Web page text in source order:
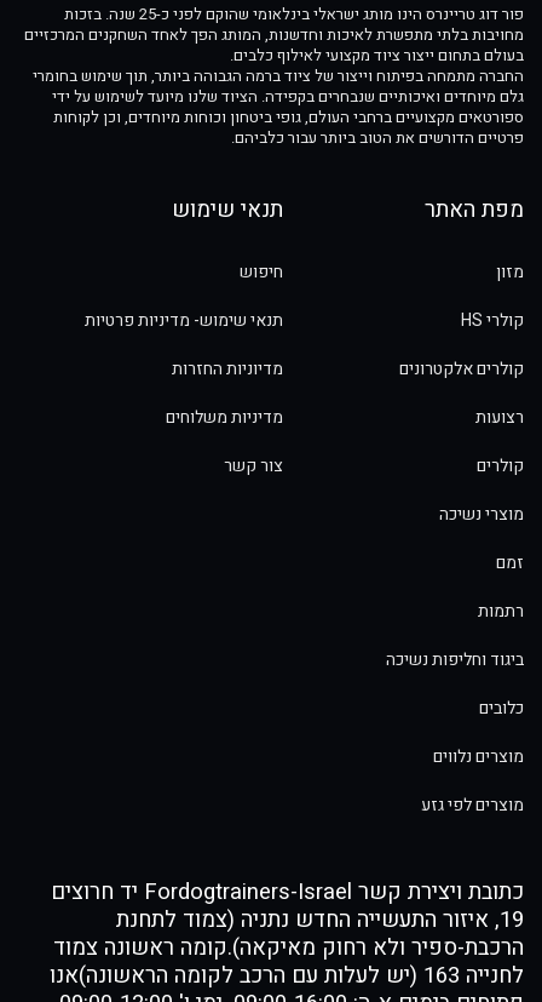
פור דוג טריינרס הינו מותג ישראלי בינלאומי שהוקם לפני כ-25 שנה. בזכות
מחויבות בלתי מתפשרת לאיכות וחדשנות, המותג הפך לאחד השחקנים המרכזיים
בעולם בתחום ייצור ציוד מקצועי לאילוף כלבים.
החברה מתמחה בפיתוח וייצור של ציוד ברמה הגבוהה ביותר, תוך שימוש בחומרי
גלם מיוחדים ואיכותיים שנבחרים בקפידה. הציוד שלנו מיועד לשימוש על ידי
ספורטאים מקצועיים ברחבי העולם, גופי ביטחון וכוחות מיוחדים, וכן לקוחות
פרטיים הדורשים את הטוב ביותר עבור כלביהם.
מפת האתר
מזון
קולרי HS
קולרים אלקטרונים
רצועות
קולרים
מוצרי נשיכה
זמם
רתמות
ביגוד וחליפות נשיכה
כלובים
מוצרים נלווים
מוצרים לפי גזע
תנאי שימוש
חיפוש
תנאי שימוש- מדיניות פרטיות
מדיוניות החזרות
מדיניות משלוחים
צור קשר
כתובת ויצירת קשר Fordogtrainers-Israel יד חרוצים
19, איזור התעשייה החדש נתניה (צמוד לתחנת
הרכבת-ספיר ולא רחוק מאיקאה).קומה ראשונה צמוד
לחנייה 163 (יש לעלות עם הרכב לקומה הראשונה)אנו